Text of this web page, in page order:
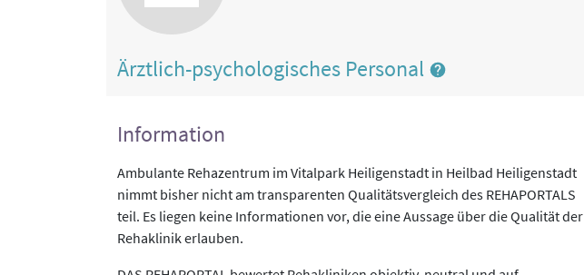
Ärztlich-psychologisches Personal
Information
Ambulante Rehazentrum im Vitalpark Heiligenstadt in Heilbad Heiligenstadt
nimmt bisher nicht am transparenten Qualitätsvergleich des REHAPORTALS
teil. Es liegen keine Informationen vor, die eine Aussage über die Qualität der
Rehaklinik erlauben.